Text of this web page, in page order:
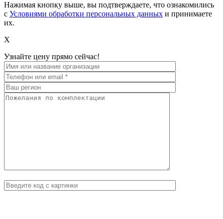
Нажимая кнопку выше, вы подтверждаете, что ознакомились
с Условиями обработки персональных данных и принимаете
их.
X
Узнайте цену прямо сейчас!